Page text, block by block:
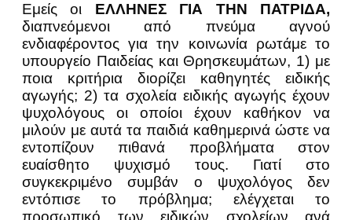
Εμείς οι ΕΛΛΗΝΕΣ ΓΙΑ ΤΗΝ ΠΑΤΡΙΔΑ,
διαπνεόμενοι από πνεύμα αγνού
ενδιαφέροντος για την κοινωνία ρωτάμε το
υπουργείο Παιδείας και Θρησκευμάτων, 1) με
ποια κριτήρια διορίζει καθηγητές ειδικής
αγωγής; 2) τα σχολεία ειδικής αγωγής έχουν
ψυχολόγους οι οποίοι έχουν καθήκον να
μιλούν με αυτά τα παιδιά καθημερινά ώστε να
εντοπίζουν πιθανά προβλήματα στον
ευαίσθητο ψυχισμό τους. Γιατί στο
συγκεκριμένο συμβάν ο ψυχολόγος δεν
εντόπισε το πρόβλημα; ελέγχεται το
προσωπικό των ειδικών σχολείων ανά